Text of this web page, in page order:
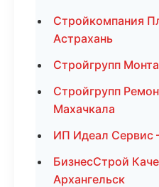
Стройкомпания
Астрахань
Стройгрупп
Стройгрупп
Махачкала
ИП Идеал
БизнесСтрой
Архангельск